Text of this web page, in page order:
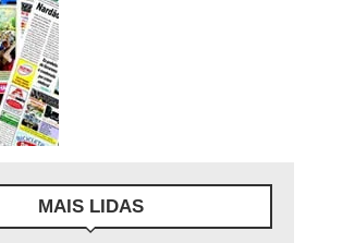
MAIS LIDAS